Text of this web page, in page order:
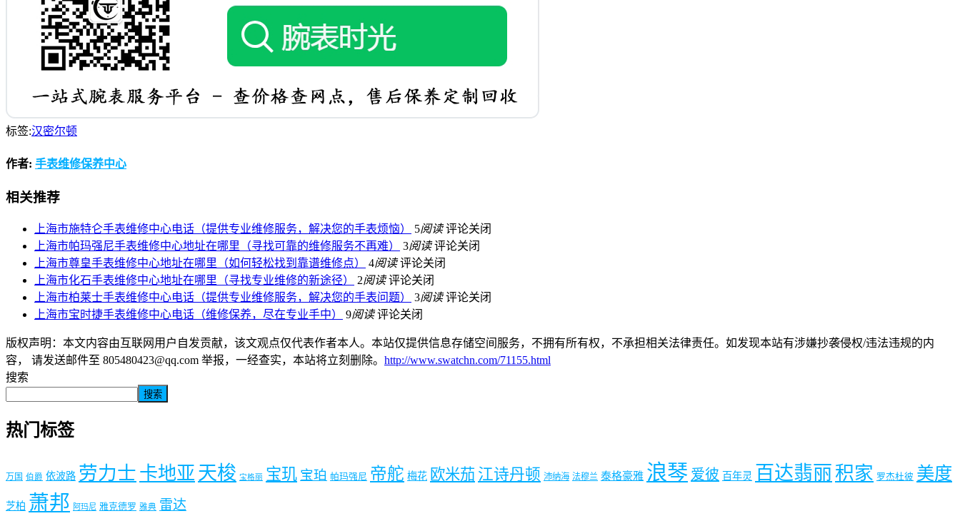
标签:汉密尔顿
作者: 手表维修保养中心
相关推荐
上海市施特仑手表维修中心电话（提供专业维修服务，解决您的手表烦恼） 5阅读 评论关闭
上海市帕玛强尼手表维修中心地址在哪里（寻找可靠的维修服务不再难）
3阅读 评论关闭
上海市尊皇手表维修中心地址在哪里（如何轻松找到靠谱维修点）
4阅读 评论关闭
上海市化石手表维修中心地址在哪里（寻找专业维修的新途径）
2阅读 评论关闭
上海市柏莱士手表维修中心电话（提供专业维修服务，解决您的手表问题）
3阅读 评论关闭
上海市宝时捷手表维修中心电话（维修保养，尽在专业手中）
9阅读 评论关闭
版权声明：本文内容由互联网用户自发贡献，该文观点仅代表作者本人。本站仅提供信息存储空间服务，不拥有所有权，不承担相关法律责任。如发现本站有涉嫌抄袭侵权/违法违规的内
容， 请发送邮件至 805480423@qq.com 举报，一经查实，本站将立刻删除。 http://www.swatchn.com/71155.html
搜索
搜索
热门标签
万国 伯爵 依波路 劳力士 卡地亚 天梭 宝格丽 宝玑 宝珀 帕玛强尼 帝舵 梅花 欧米茄 江诗丹顿 沛纳海 法穆兰 泰格豪雅 浪琴 爱彼 百年灵 百达翡丽 积家 罗杰杜彼 美度
芝柏 萧邦 阿玛尼 雅克德罗 雅典 雷达